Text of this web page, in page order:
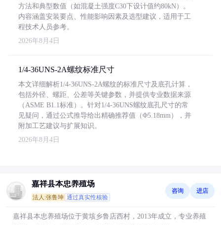
方法和典型数值（如混凝土强度C30下设计值约80kN）。
内容涵盖安装要点、性能影响因素及选型建议，适用于工
程技术人员参考。
2026年8月4日
1/4-36UNS-2A螺纹标准尺寸
本文详细解析1/4-36UNS-2A螺纹的标准尺寸及底孔计算，
包括外径、螺距、公差等关键参数，并提供专业数据来源
（ASME B1.1标准）。针对1/4-36UNS螺纹底孔尺寸的常
见疑问，通过公式推导给出精确推荐值（Φ5.18mm），并
附加工艺建议与扩展知识。
2026年8月4日
嘉祥县本忠养殖场
法人:张鲁坤 通过真实性核验
咨询 进店
嘉祥县本忠养殖场位于黄垓乡鲁店西村，2013年成立，专业养殖